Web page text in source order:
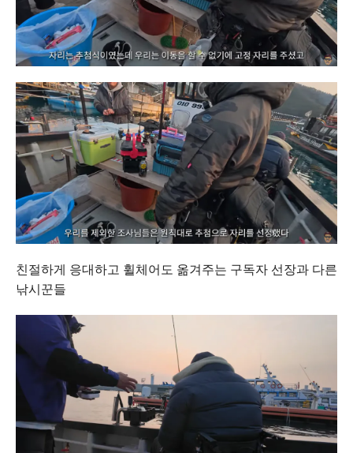
친절하게 응대하고 휠체어도 옮겨주는 구독자 선장과 다른
낚시꾼들